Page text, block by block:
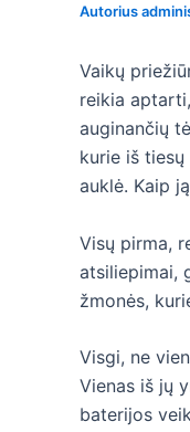
Autorius
Vaikų
reikia
auginančių
kurie iš
auklė. Kaip
Visų pirma,
atsiliepimai,
žmonės,
Visgi, ne
Vienas iš jų
baterijos